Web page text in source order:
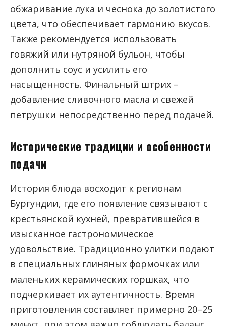
обжаривание лука и чеснока до золотистого
цвета, что обеспечивает гармонию вкусов.
Также рекомендуется использовать
говяжий или нутряной бульон, чтобы
дополнить соус и усилить его
насыщенность. Финальный штрих –
добавление сливочного масла и свежей
петрушки непосредственно перед подачей.
Исторические традиции и особенности
подачи
История блюда восходит к регионам
Бургундии, где его появление связывают с
крестьянской кухней, превратившейся в
изысканное гастрономическое
удовольствие. Традиционно улитки подают
в специальных глиняных формочках или
маленьких керамических горшках, что
подчеркивает их аутентичность. Время
приготовления составляет примерно 20–25